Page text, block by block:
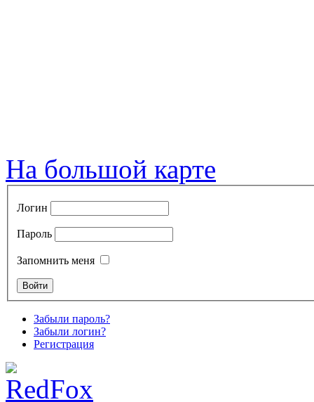
На большой карте
Логин
Пароль
Запомнить меня
Забыли пароль?
Забыли логин?
Регистрация